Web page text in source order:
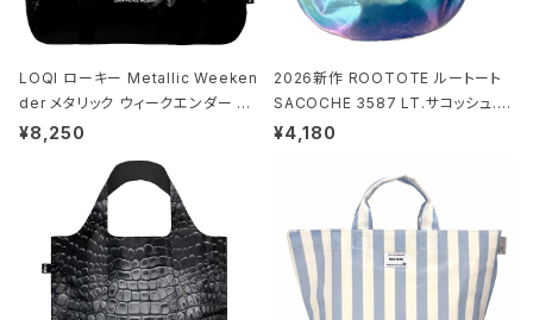
LOQI ローキー Metallic Weeken
der メタリック ウィークエンダー ボ
ストンバッグ ショルダーバッグ JEAN
ck ジャン=ミッシェル・バスキア/クラ
ウン ブラック
¥8,250
2026新作 ROOTOTE ルートート
SACOCHE 3587 LT.サコッシュ.ル
ミエ-B ショルダーバッグ グロスネイ
¥4,180